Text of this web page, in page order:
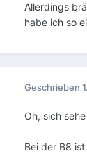
Allerdings
habe ich so
Geschrieben
Oh, sich
Bei der B8